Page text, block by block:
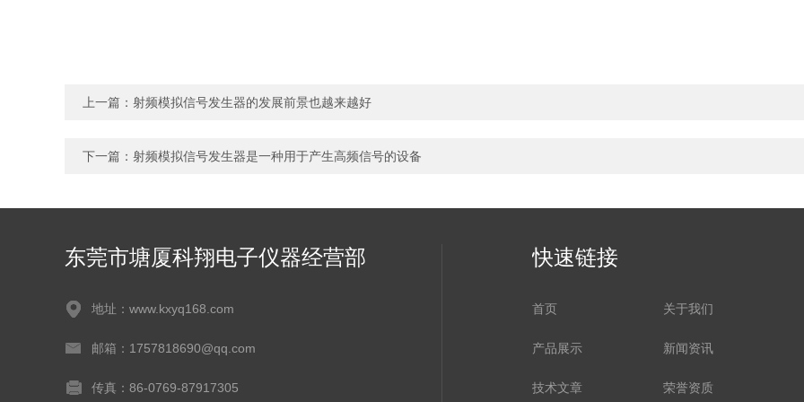
上一篇： 射频模拟信号发生器的发展前景也越来越好
下一篇： 射频模拟信号发生器是一种用于产生高频信号的设备
东莞市塘厦科翔电子仪器经营部
地址：www.kxyq168.com
邮箱：1757818690@qq.com
传真：86-0769-87917305
快速链接
首页 关于我们
产品展示 新闻资讯
技术文章 荣誉资质